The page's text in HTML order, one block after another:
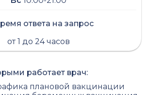
ответа на запрос
от 1 до 24 часов
работает врач:
плановой вакцинации